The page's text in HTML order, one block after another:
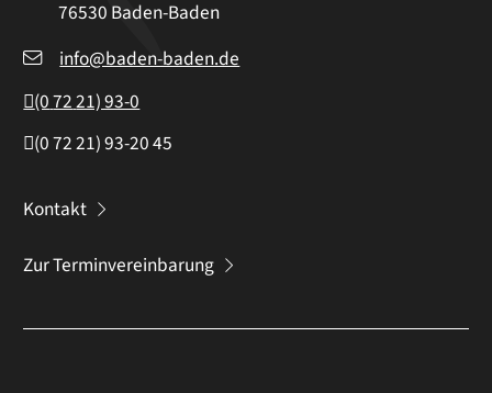
76530 Baden-Baden
info@baden-baden.de
(07221) 93-0
(07221) 93-2045
Kontakt
Zur Terminvereinbarung